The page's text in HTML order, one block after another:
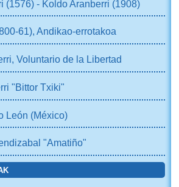
(1576) - Koldo Aranberri (1908)
61), Andikao-errotakoa
Voluntario de la Libertad
"Bittor Txiki"
León (México)
"Amatiño"